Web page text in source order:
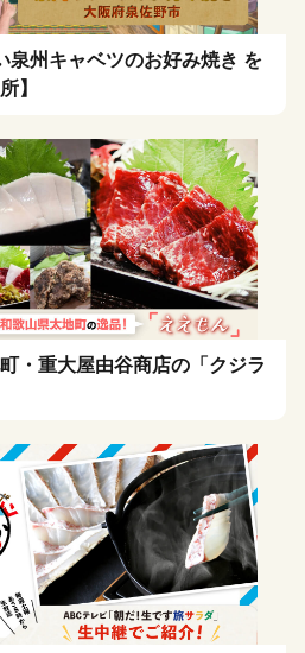
泉州キャベツのお好み焼き を
】
・重大屋由谷商店の「クジラ